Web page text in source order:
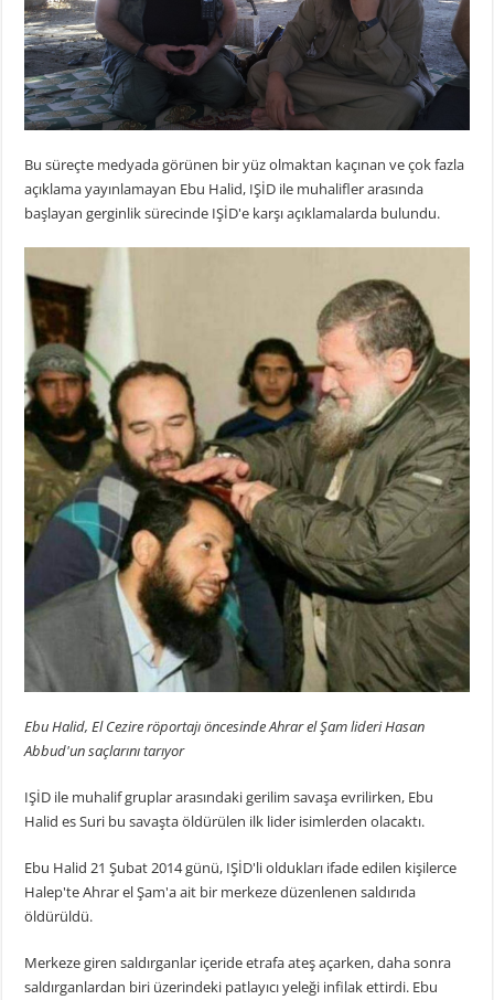
Bu süreçte medyada görünen bir yüz olmaktan kaçınan ve çok fazla
açıklama yayınlamayan Ebu Halid, IŞİD ile muhalifler arasında
başlayan gerginlik sürecinde IŞİD'e karşı açıklamalarda bulundu.
Ebu Halid, El Cezire röportajı öncesinde Ahrar el Şam lideri Hasan
Abbud'un saçlarını tarıyor
IŞİD ile muhalif gruplar arasındaki gerilim savaşa evrilirken, Ebu
Halid es Suri bu savaşta öldürülen ilk lider isimlerden olacaktı.
Ebu Halid 21 Şubat 2014 günü, IŞİD'li oldukları ifade edilen kişilerce
Halep'te Ahrar el Şam'a ait bir merkeze düzenlenen saldırıda
öldürüldü.
Merkeze giren saldırganlar içeride etrafa ateş açarken, daha sonra
saldırganlardan biri üzerindeki patlayıcı yeleği infilak ettirdi. Ebu